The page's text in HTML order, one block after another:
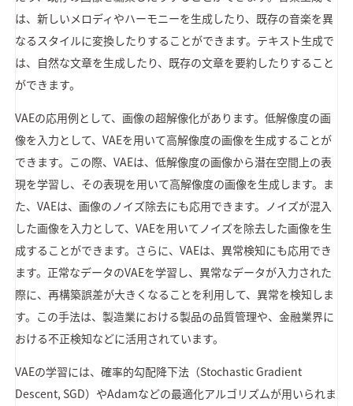
は、新しいメロディやハーモニーを生成したり、既存の音楽を異
なるスタイルに変換したりすることができます。テキスト生成で
は、自然な文章を生成したり、既存の文章を要約したりすること
ができます。
VAEの応用例として、画像の超解像化があります。低解像度の画
像を入力として、VAEを用いて高解像度の画像を生成することが
できます。この際、VAEは、低解像度の画像から潜在空間上の表
現を学習し、その表現を用いて高解像度の画像を生成します。ま
た、VAEは、画像のノイズ除去にも応用できます。ノイズが混入
した画像を入力として、VAEを用いてノイズを除去した画像を生
成することができます。さらに、VAEは、異常検知にも応用でき
ます。正常なデータのVAEを学習し、異常なデータが入力された
際に、再構築誤差が大きくなることを利用して、異常を検知しま
す。この手法は、製造業における製品の品質管理や、金融業界に
おける不正検知などに活用されています。
VAEの学習には、確率的勾配降下法（Stochastic Gradient
Descent, SGD）やAdamなどの最適化アルゴリズムが用いられま